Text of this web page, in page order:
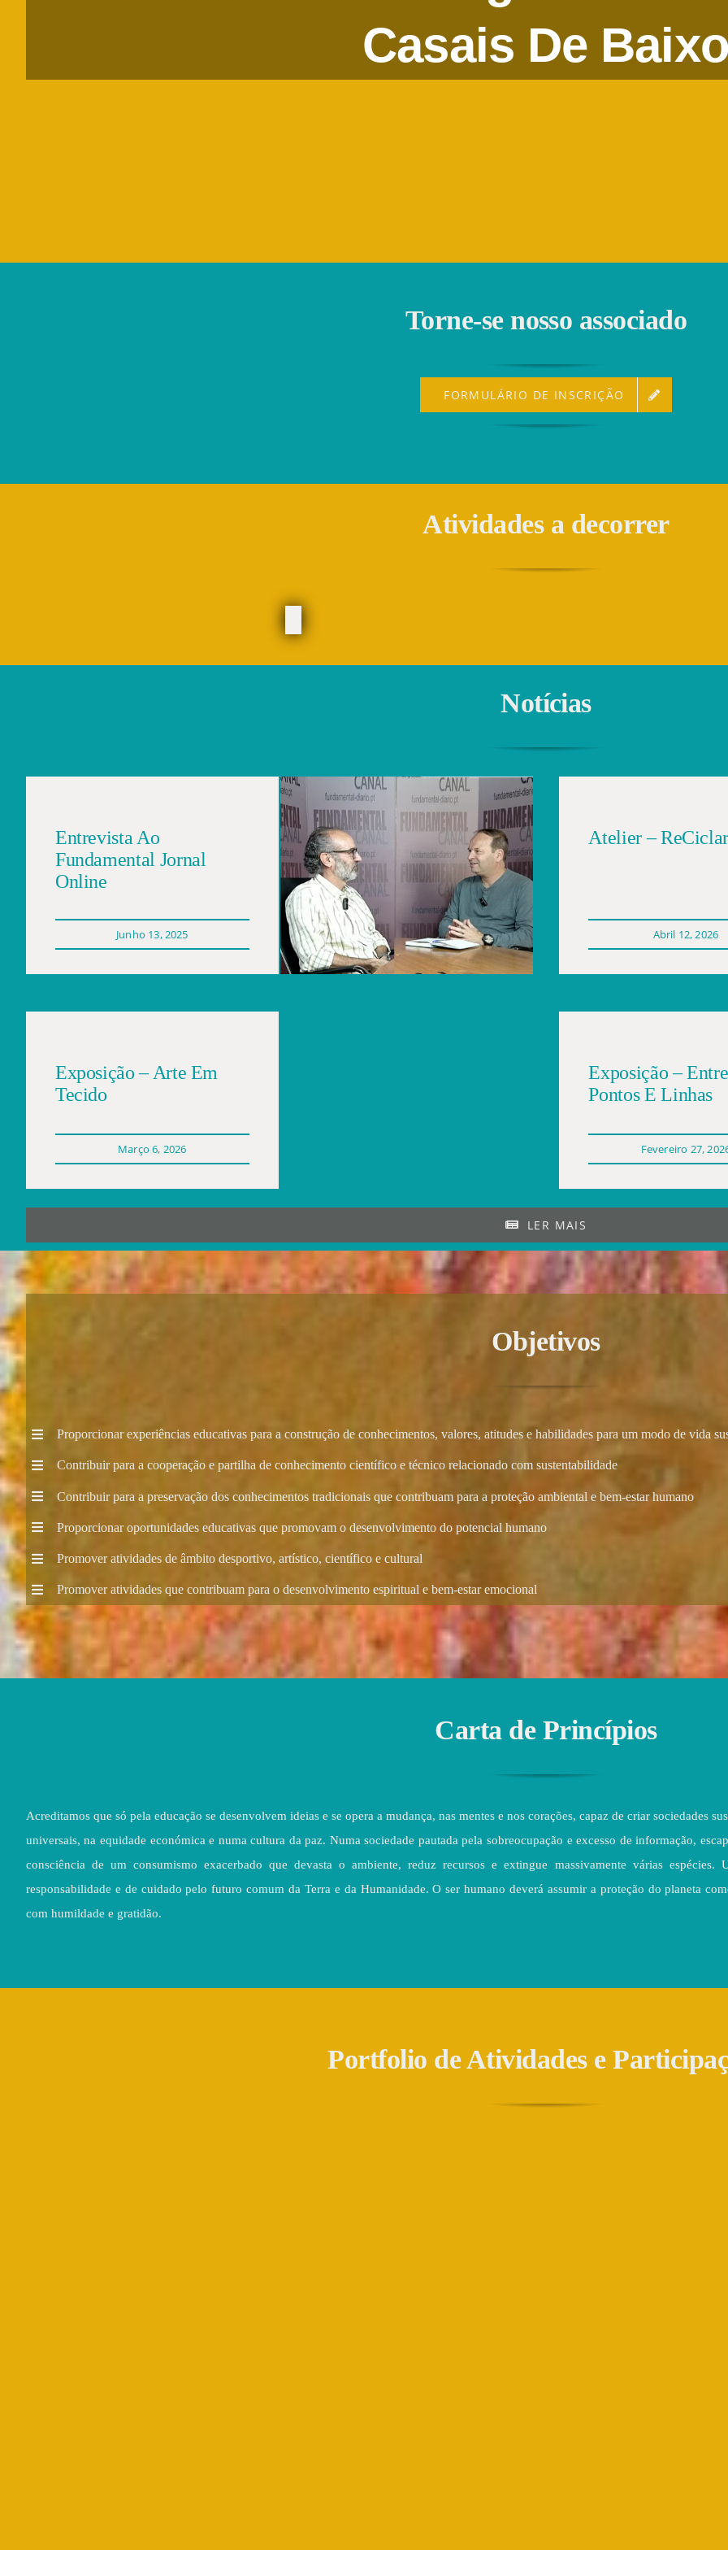
Casais De
Torne-se nosso associado
FORMULÁRIO DE INSCRIÇÃO
Atividades a decorrer
Notícias
Entrevista Ao
Fundamental Jornal
Online
Junho 13, 2025
Atelier – ReCiclar
Abril 12, 2026
Exposição – Arte Em
Tecido
Março 6, 2026
Exposição – Entre
Pontos E Linhas
Fevereiro 27,
LER MAIS
Objetivos
Proporcionar experiências educativas para a construção de conhecimentos, valores, atitudes e habilidades para um modo de vida
Contribuir para a cooperação e partilha de conhecimento científico e técnico relacionado com sustentabilidade
Contribuir para a preservação dos conhecimentos tradicionais que contribuam para a proteção ambiental e bem-estar humano
Proporcionar oportunidades educativas que promovam o desenvolvimento do potencial humano
Promover atividades de âmbito desportivo, artístico, científico e cultural
Promover atividades que contribuam para o desenvolvimento espiritual e bem-estar emocional
Carta de Princípios
Acreditamos que só pela educação se desenvolvem ideias e se opera a mudança, nas mentes e nos corações, capaz de criar sociedades
universais, na equidade económica e numa cultura da paz. Numa sociedade pautada pela sobreocupação e excesso de informação,
consciência de um consumismo exacerbado que devasta o ambiente, reduz recursos e extingue massivamente várias
responsabilidade e de cuidado pelo futuro comum da Terra e da Humanidade. O ser humano deverá assumir a proteção do planeta
com humildade e gratidão.
Portfolio de Atividades e